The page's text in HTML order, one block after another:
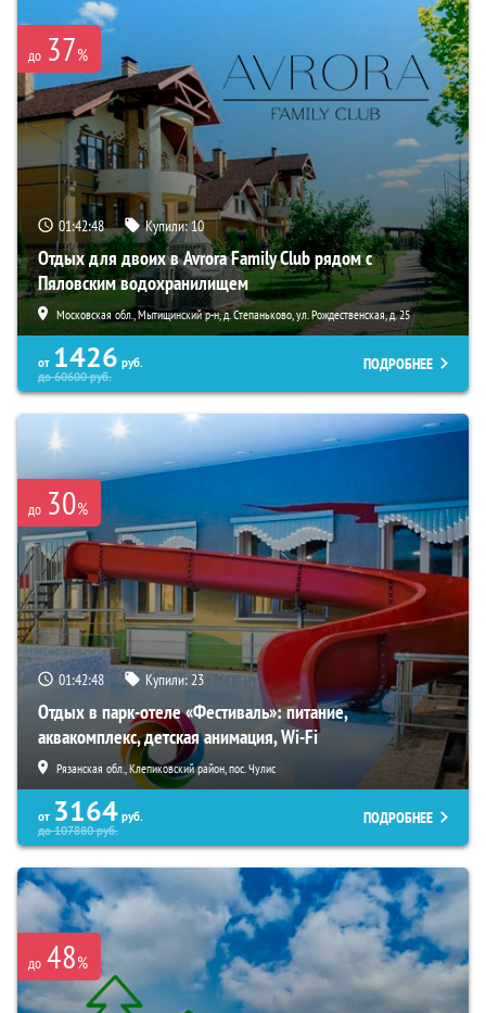
до 37%
01:42:47 Купили:10
Отдых для двоих в Avrora Family Club рядом с
Пяловским водохранилищем
Московская обл., Мытищинский р-н, д. Степаньково, ул. Рождественская, д. 25
от 1426 руб.
до60600руб.
ПОДРОБНЕЕ
до 30%
01:42:47 Купили:23
Отдых в парк-отеле «Фестиваль»: питание,
аквакомплекс, детская анимация, Wi-Fi
Рязанская обл., Клепиковский район, пос. Чулис
от 3164 руб.
до107880руб.
ПОДРОБНЕЕ
до 48%